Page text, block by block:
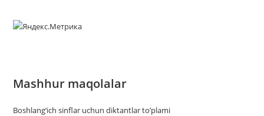
Mashhur maqolalar
Boshlang’ich sinflar uchun diktantlar to’plami